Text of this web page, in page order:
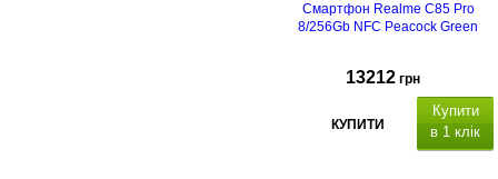
Смартфон Realme C85 Pro
8/256Gb NFC Peacock Green
13212 грн
КУПИТИ
Купити
в 1 клік